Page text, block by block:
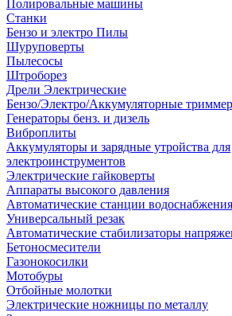
Полировальные машины
Станки
Бензо и электро Пилы
Шуруповерты
Пылесосы
Штроборез
Дрели Электрические
Бензо/Электро/Аккумуляторные
Генераторы бенз. и дизель
Виброплиты
Аккумуляторы и зарядные утройства для
электроинструментов
Электрические гайковерты
Аппараты высокого давления
Автоматические станции водоснабжения
Универсальный резак
Автоматические стабилизаторы
Бетоносмесители
Газонокосилки
Мотобуры
Отбойные молотки
Электрические ножницы по металлу